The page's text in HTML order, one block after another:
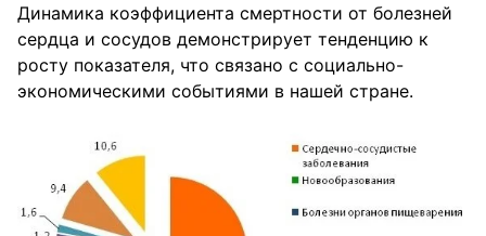
Динамика коэффициента смертности от болезней
сердца и сосудов демонстрирует тенденцию к
росту показателя, что связано с социально-
экономическими событиями в нашей стране.